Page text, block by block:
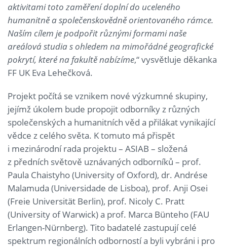
aktivitami toto zaměření doplní do uceleného
humanitně a společenskovědně orientovaného rámce.
Naším cílem je podpořit různými formami naše
areálová studia s ohledem na mimořádné geografické
pokrytí, které na fakultě nabízíme,“ vysvětluje děkanka
FF UK Eva Lehečková.
Projekt počítá se vznikem nové výzkumné skupiny,
jejímž úkolem bude propojit odborníky z různých
společenských a humanitních věd a přilákat vynikající
vědce z celého světa. K tomuto má přispět
i mezinárodní rada projektu – ASIAB – složená
z předních světově uznávaných odborníků – prof.
Paula Chaistyho (University of Oxford), dr. Andrése
Malamuda (Universidade de Lisboa), prof. Anji Osei
(Freie Universität Berlin), prof. Nicoly C. Pratt
(University of Warwick) a prof. Marca Bünteho (FAU
Erlangen-Nürnberg). Tito badatelé zastupují celé
spektrum regionálních odborností a byli vybráni i pro